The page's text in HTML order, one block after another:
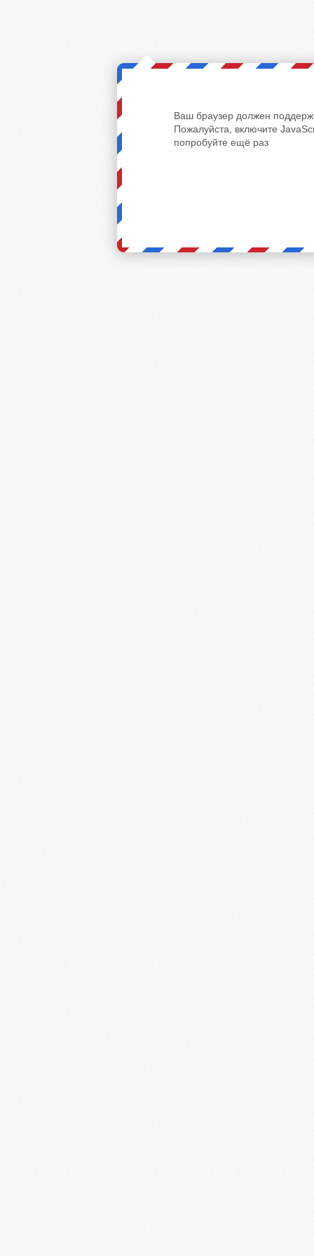
Ваш браузер должен
Пожалуйста, включите
попробуйте ещё раз